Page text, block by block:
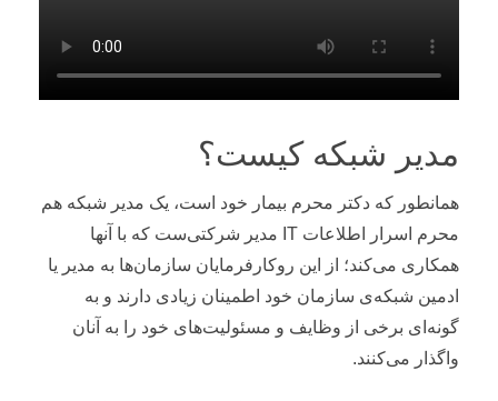
مدیر شبکه کیست؟
همانطور که دکتر محرم بیمار خود است، یک مدیر شبکه هم
محرم اسرار اطلاعات IT مدیر شرکتی‌ست که با آنها
همکاری می‌کند؛ از این روکارفرمایان سازمان‌ها به مدیر یا
ادمین شبکه‌‌ی سازمان خود اطمینان زیادی دارند و به
گونه‌ای برخی از وظایف و مسئولیت‌های خود را به آنان
واگذار می‌کنند.